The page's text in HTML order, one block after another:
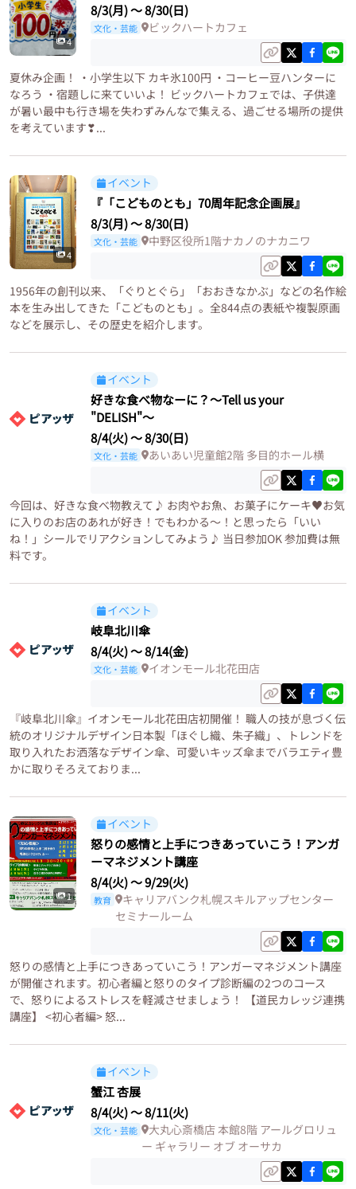
4
8/3(月)〜8/30(日)
文化・芸能 ビックハートカフェ
夏休み企画！ ・小学生以下 カキ氷100円 ・コーヒー豆ハンターに
なろう ・宿題しに来ていいよ！ ビックハートカフェでは、子供達
が暑い最中も行き場を失わずみんなで集える、過ごせる場所の提供
を考えています❣...
4
イベント
『「こどものとも」70周年記念企画展』
8/3(月)〜8/30(日)
文化・芸能 中野区役所1階ナカノのナカニワ
1956年の創刊以来、「ぐりとぐら」「おおきなかぶ」などの名作絵
本を生み出してきた「こどものとも」。全844点の表紙や複製原画
などを展示し、その歴史を紹介します。
イベント
好きな食べ物なーに？～Tell us your
"DELISH"～
8/4(火)〜8/30(日)
文化・芸能 あいあい児童館2階 多目的ホール横
今回は、好きな食べ物教えて♪ お肉やお魚、お菓子にケーキ♥お気
に入りのお店のあれが好き！でもわかる～！と思ったら「いい
ね！」シールでリアクションしてみよう♪ 当日参加OK 参加費は無
料です。
イベント
岐阜北川傘
8/4(火)〜8/14(金)
文化・芸能 イオンモール北花田店
『岐阜北川傘』イオンモール北花田店初開催！ 職人の技が息づく伝
統のオリジナルデザイン日本製「ほぐし織、朱子織」、トレンドを
取り入れたお洒落なデザイン傘、可愛いキッズ傘までバラエティ豊
かに取りそろえておりま...
1
イベント
怒りの感情と上手につきあっていこう！アンガ
ーマネジメント講座
8/4(火)〜9/29(火)
教育
キャリアバンク札幌スキルアップセンター
セミナールーム
怒りの感情と上手につきあっていこう！アンガーマネジメント講座
が開催されます。初心者編と怒りのタイプ診断編の2つのコース
で、怒りによるストレスを軽減させましょう！ 【道民カレッジ連携
講座】 <初心者編> 怒...
イベント
蟹江 杏展
8/4(火)〜8/11(火)
文化・芸能
大丸心斎橋店 本館8階 アールグロリュ
ー ギャラリー オブ オーサカ